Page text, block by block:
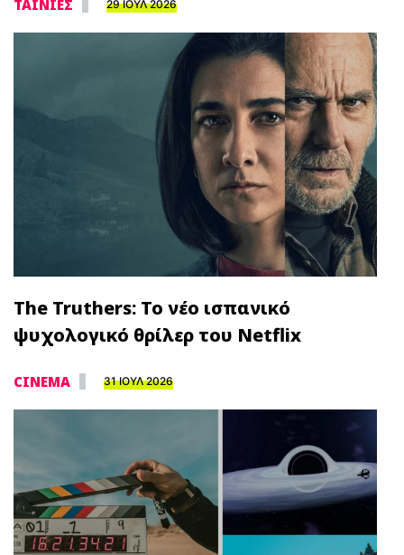
ΤΑΙΝΙΕΣ 29 ΙΟΥΛ 2026
The Truthers: Το νέο ισπανικό
ψυχολογικό θρίλερ του Netflix
CINEMA 31 ΙΟΥΛ 2026